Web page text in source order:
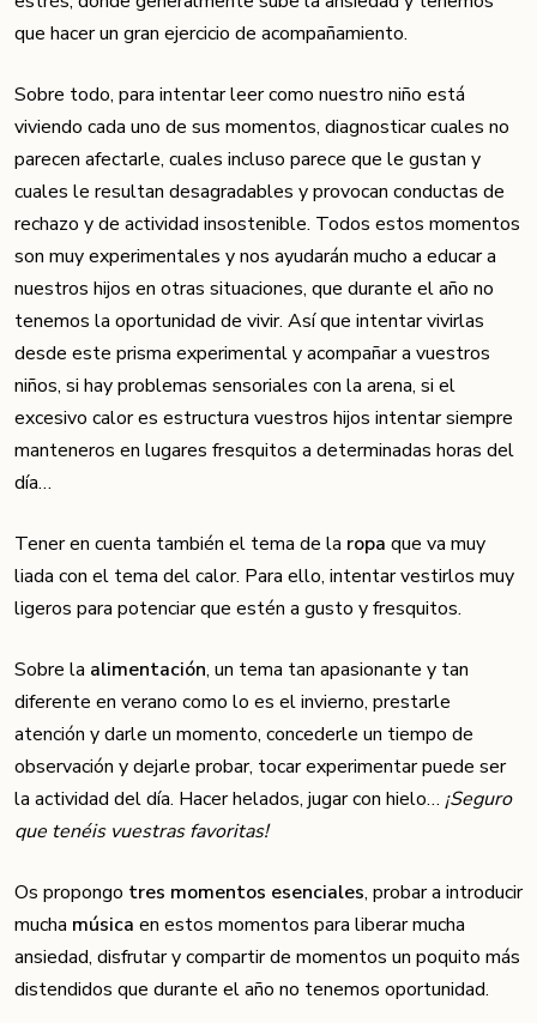
que hacer un gran ejercicio de acompañamiento.
Sobre todo, para intentar leer como nuestro niño está
viviendo cada uno de sus momentos, diagnosticar cuales no
parecen afectarle, cuales incluso parece que le gustan y
cuales le resultan desagradables y provocan conductas de
rechazo y de actividad insostenible. Todos estos momentos
son muy experimentales y nos ayudarán mucho a educar a
nuestros hijos en otras situaciones, que durante el año no
tenemos la oportunidad de vivir. Así que intentar vivirlas
desde este prisma experimental y acompañar a vuestros
niños, si hay problemas sensoriales con la arena, si el
excesivo calor es estructura vuestros hijos intentar siempre
manteneros en lugares fresquitos a determinadas horas del
día…
Tener en cuenta también el tema de la ropa que va muy
liada con el tema del calor. Para ello, intentar vestirlos muy
ligeros para potenciar que estén a gusto y fresquitos.
Sobre la alimentación, un tema tan apasionante y tan
diferente en verano como lo es el invierno, prestarle
atención y darle un momento, concederle un tiempo de
observación y dejarle probar, tocar experimentar puede ser
la actividad del día. Hacer helados, jugar con hielo… ¡Seguro
que tenéis vuestras favoritas!
Os propongo tres momentos esenciales, probar a introducir
mucha música en estos momentos para liberar mucha
ansiedad, disfrutar y compartir de momentos un poquito más
distendidos que durante el año no tenemos oportunidad.